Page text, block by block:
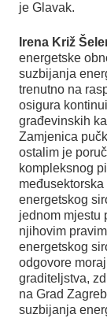
je Glavak.
Irena Križ
energetske
suzbijanja
trenutno na
osigura
građevinskih
Zamjenica
ostalim je
kompleksnog
energetskog
jednom mjestu
njihovim
energetskog
odgovore
graditeljstva,
na Grad
suzbijanja